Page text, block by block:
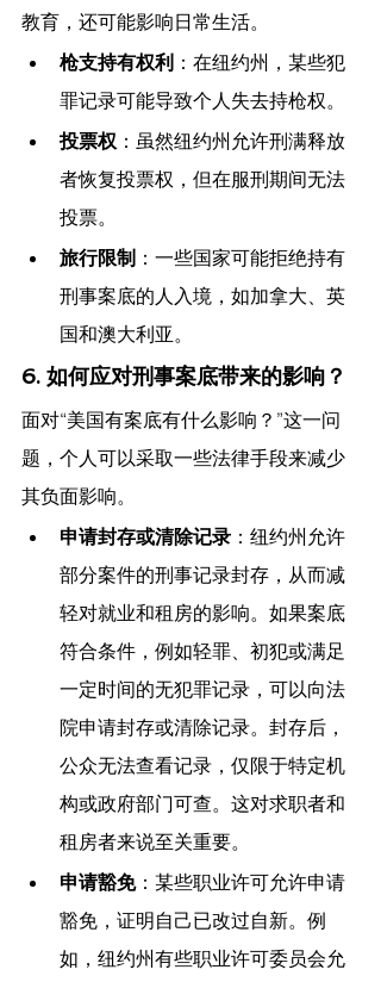
教育，还可能影响日常生活。
枪支持有权利 ：在纽约州，某些犯
罪记录可能导致个人失去持枪权。
投票权 ：虽然纽约州允许刑满释放
者恢复投票权，但在服刑期间无法
投票。
旅行限制 ：一些国家可能拒绝持有
刑事案底的人入境，如加拿大、英
国和澳大利亚。
6. 如何应对刑事案底带来的影响？
面对“美国有案底有什么影响？”这一问
题，个人可以采取一些法律手段来减少
其负面影响。
申请封存或清除记录 ：纽约州允许
部分案件的刑事记录封存，从而减
轻对就业和租房的影响。如果案底
符合条件，例如轻罪、初犯或满足
一定时间的无犯罪记录，可以向法
院申请封存或清除记录。封存后，
公众无法查看记录，仅限于特定机
构或政府部门可查。这对求职者和
租房者来说至关重要。
申请豁免：某些职业许可允许申请
豁免，证明自己已改过自新。例
如，纽约州有些职业许可委员会允